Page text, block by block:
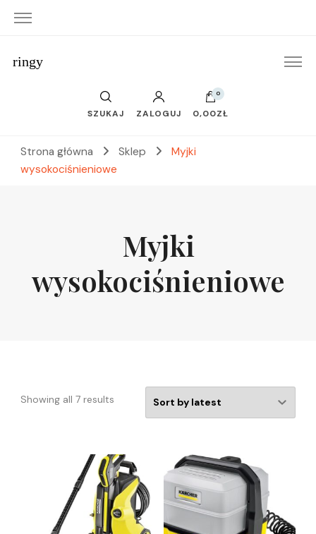
ringy
SZUKAJ ZALOGUJ
0
0,00ZŁ
Strona główna Sklep
Myjki
wysokociśnieniowe
Myjki
wysokociśnieniowe
Showing all 7 results